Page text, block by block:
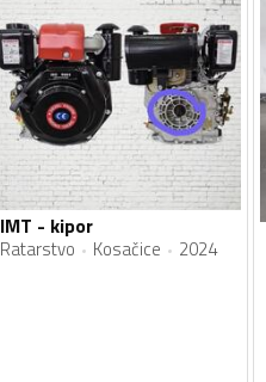
IMT - kipor
Ratarstvo Kosačice 2024